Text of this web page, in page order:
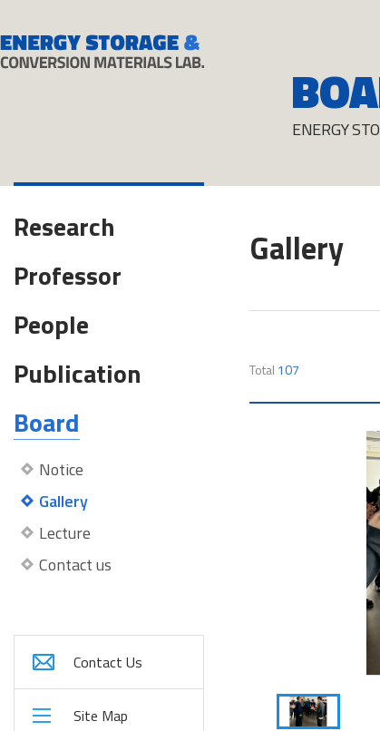
ENERGY
Research
Professor
People
Publication
Board
Notice
Gallery
Lecture
Contact us
Contact Us
Site Map
Gallery
Total 107